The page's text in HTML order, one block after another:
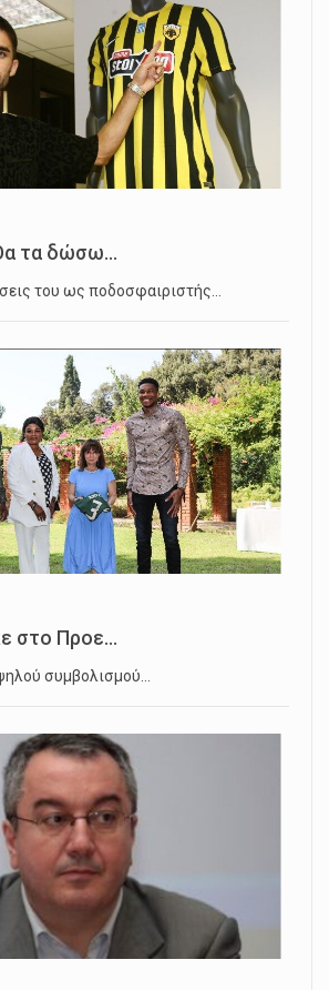
τα δώσω...
του ως ποδοσφαιριστής…
στο Προε...
συμβολισμού…